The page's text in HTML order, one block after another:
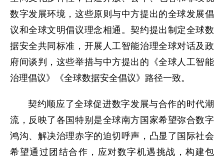
数字发展环境，这些原则与中方提出的全球发展倡
议和全球文明倡议理念相通。契约提出制定全球数
据安全共同标准，开展人工智能治理全球对话及政
府间谈判，这些举措与中方提出的《全球人工智能
治理倡议》《全球数据安全倡议》路径一致。
契约顺应了全球促进数字发展与合作的时代潮
流，反映了各国特别是全球南方国家希望弥合数字
鸿沟、解决治理赤字的迫切呼声，凸显了国际社会
希望通过团结合作，应对数字机遇挑战，构建包